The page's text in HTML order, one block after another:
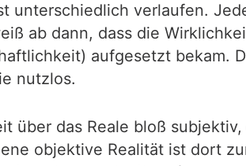
verlaufen.
ab dann, dass die
aufgesetzt bekam.
nutzlos.
über das Reale bloß
objektive Realität ist dort